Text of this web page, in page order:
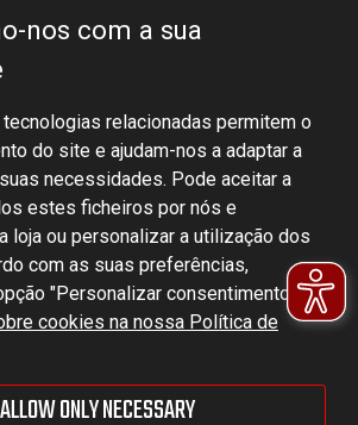
o.o.
POLAND
Group Sp. z o. o.
nos com a sua
relacionadas permitem o
do site e ajudam-nos a adaptar a
necessidades. Pode aceitar a
estes ficheiros por nós e
loja ou personalizar a utilização dos
com as suas preferências,
"Personalizar consentimentos".
cookies na nossa Política de
ALLOW ONLY NECESSARY